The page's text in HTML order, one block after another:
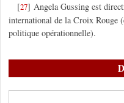
[27]Angela Gussing est
international de la Croix Rouge
politique opérationnelle).